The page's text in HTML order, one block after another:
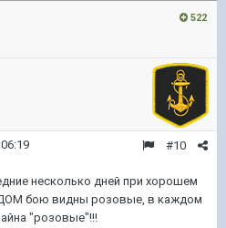
522
#10
несколько дней при хорошем
бою видны розовые, в каждом
"розовые"!!!